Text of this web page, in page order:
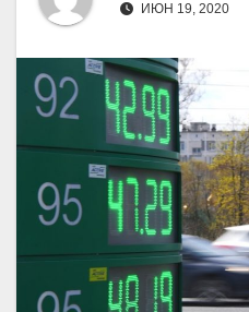
ИЮН 19, 2020